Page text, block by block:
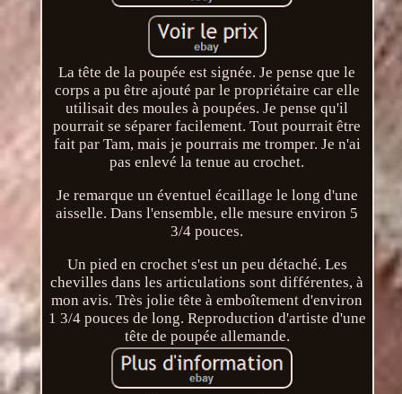
La tête de la poupée est signée. Je pense que le
corps a pu être ajouté par le propriétaire car elle
utilisait des moules à poupées. Je pense qu'il
pourrait se séparer facilement. Tout pourrait être
fait par Tam, mais je pourrais me tromper. Je n'ai
pas enlevé la tenue au crochet.
Je remarque un éventuel écaillage le long d'une
aisselle. Dans l'ensemble, elle mesure environ 5
3/4 pouces.
Un pied en crochet s'est un peu détaché. Les
chevilles dans les articulations sont différentes, à
mon avis. Très jolie tête à emboîtement d'environ
1 3/4 pouces de long. Reproduction d'artiste d'une
tête de poupée allemande.